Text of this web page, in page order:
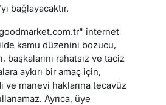
bağlayacaktır.
internet
kamu düzenini bozucu,
başkalarını rahatsız ve taciz
aykırı bir amaç için,
ve manevi haklarına tecavüz
Ayrıca, üye